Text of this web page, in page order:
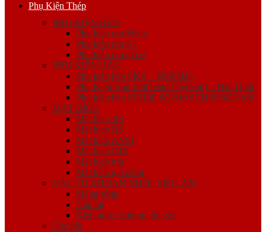
Phụ Kiện Thép
PHỤ KIỆN REN
Phụ kiện ren Mech
Phụ kiện ren K1
Phụ kiện ren giá rẻ
PHỤ KIỆN HÀN
Phụ kiện hàn FKK – Nhật Bản
Phụ Kiện Hàn Jinil bend (Dybend) – Hàn Quốc
Phụ kiện hàn SCH20 SCH40 SCH80 SCH160
MẶT BÍCH
Mặt bích JIS
Mặt bích BS
Mặt bích ANSI
Mặt bích DIN
Mặt bích mù
Mặt bích gia công
VẬT TƯ KHOAN NHỒI, SIÊU ÂM
Măng sông
Nắp bịt
Kẽm buộc, bulong, ốc viss
Cóc nối